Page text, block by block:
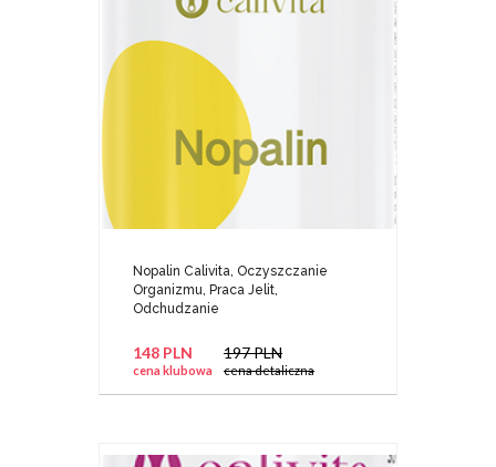
Nopalin Calivita, Oczyszczanie
Organizmu, Praca Jelit,
Odchudzanie
148 PLN
cena klubowa
197 PLN
cena detaliczna